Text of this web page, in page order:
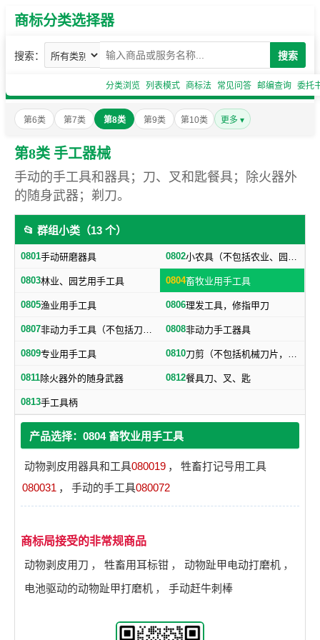
商标分类选择器
搜索： 搜索
分类浏览 列表模式 商标法 常见问答 邮编查询 委托
第6类 第7类 第8类 第9类 第10类 更多 ▾
第8类 手工器械
手动的手工具和器具；刀、叉和匙餐具；除火器外
的随身武器；剃刀。
📂 群组小类（13 个）
0801手动研磨器具 0802 小农具（不包括农业、园艺用刀剪）
0803林业、园艺用手工具 0804畜牧业用手工具
0805渔业用手工具 0806理发工具，修指甲刀
0807 非动力手工具（不包括刀、剪） 0808非动力手工器具
0809专业用手工具 0810 刀剪（不包括机械刀片，文具刀）
0811除火器外的随身武器 0812餐具刀、叉、匙
0813手工具柄
产品选择：0804 畜牧业用手工具
动物剥皮用器具和工具080019 ，
牲畜打记号用工具
080031 ， 手动的手工具080072
商标局接受的非常规商品
动物剥皮用刀 ， 牲畜用耳标钳 ， 动物趾甲电动打磨机 ，
电池驱动的动物趾甲打磨机 ， 手动赶牛刺棒